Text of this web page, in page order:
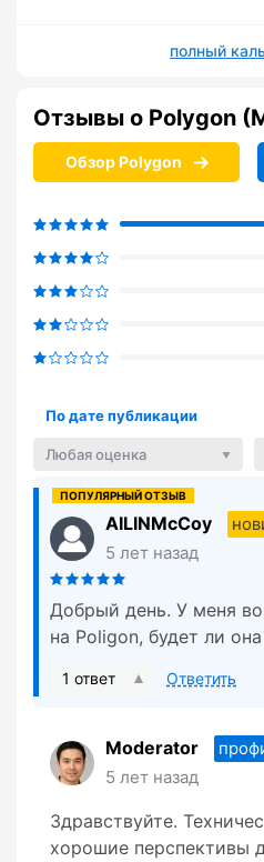
полный
Отзывы о Polygon
Обзор Polygon
По дате публикации
Любая оценка
AILINMcCoy
5 лет назад
Добрый день. У меня
на Poligon, будет ли
1 ответ Ответить
Moderator
5 лет назад
Здравствуйте.
хорошие перспективы